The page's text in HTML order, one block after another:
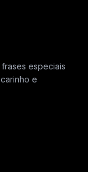
especiais
e